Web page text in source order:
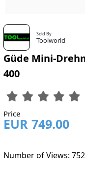
Sold By
Toolworld
Güde Mini-
400
Price
EUR 749.00
Number of Views: 752